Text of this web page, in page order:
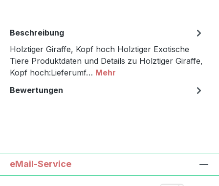
Beschreibung
Holztiger Giraffe, Kopf hoch Holztiger Exotische
Tiere Produktdaten und Details zu Holztiger Giraffe,
Kopf hoch:Lieferumf… Mehr
Bewertungen
eMail-Service